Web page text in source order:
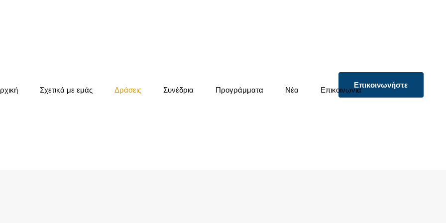
Σχετικά με εμάς Δράσεις Συνέδρια Προγράμματα Νέα Επικοινωνία
Επικοινωνήστε